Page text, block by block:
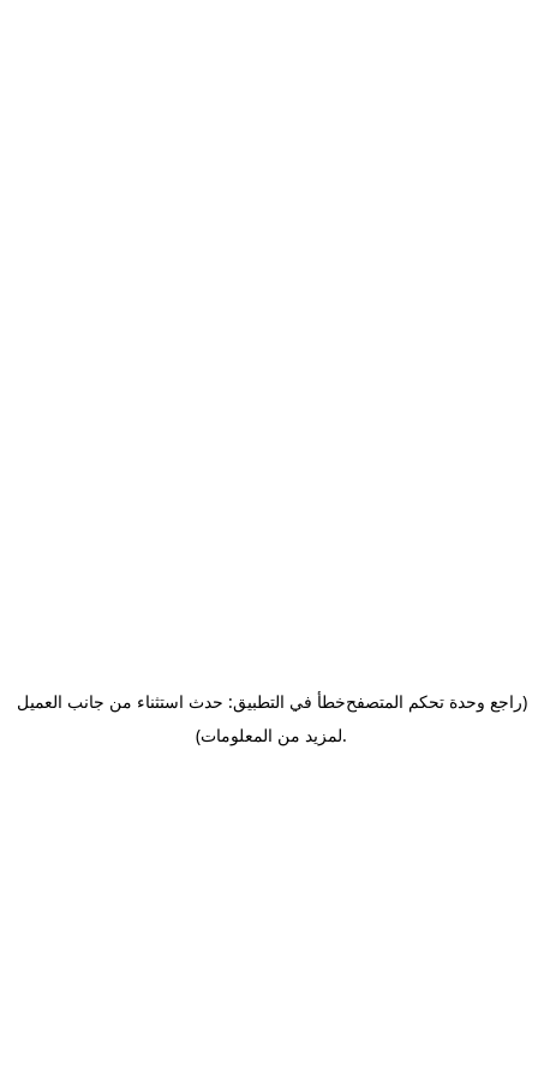
خطأ في التطبيق: حدث استثناء من جانب العميل(راجع وحدة تحكم المتصفح
لمزيد من المعلومات).